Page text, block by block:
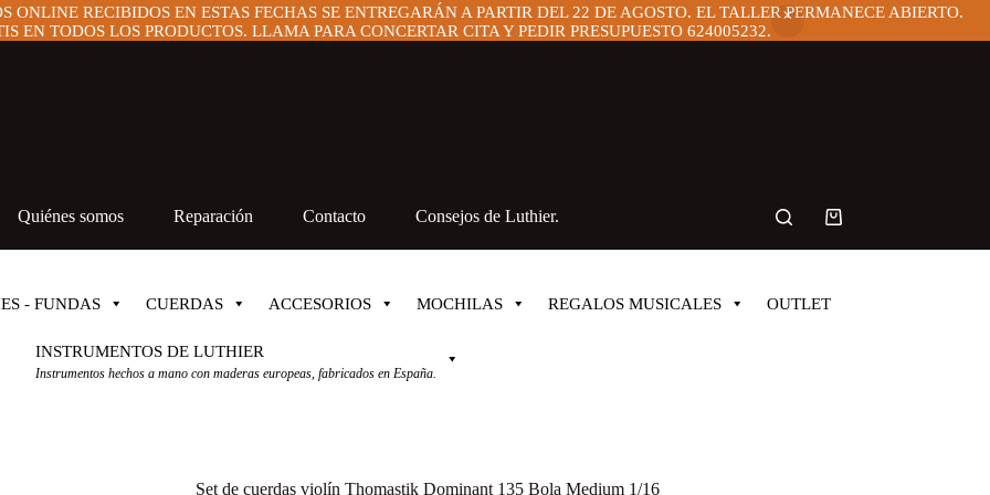
RECIBIDOS EN ESTAS FECHAS SE ENTREGARÁN A PARTIR DEL 22 DE AGOSTO. EL TALLER PERMANECE ABIERTO.
EN TODOS LOS PRODUCTOS. LLAMA PARA CONCERTAR CITA Y PEDIR PRESUPUESTO 624005232.
Quiénes somos Reparación Contacto Consejos de Luthier.
Carro
- FUNDAS CUERDAS ACCESORIOS MOCHILAS REGALOS MUSICALES OUTLET
INSTRUMENTOS DE LUTHIER
Instrumentos hechos a mano con maderas europeas, fabricados en España.
Set de cuerdas violín Thomastik Dominant 135 Bola Medium 1/16